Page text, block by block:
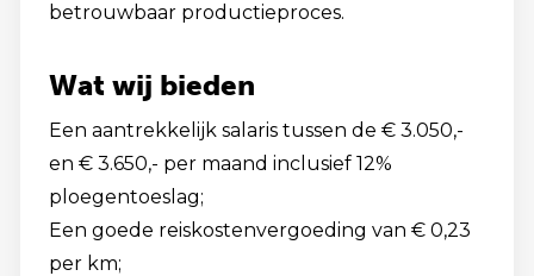
betrouwbaar productieproces.
Wat wij bieden
Een aantrekkelijk salaris tussen de € 3.050,-
en € 3.650,- per maand inclusief 12%
ploegentoeslag;
Een goede reiskostenvergoeding van € 0,23
per km;